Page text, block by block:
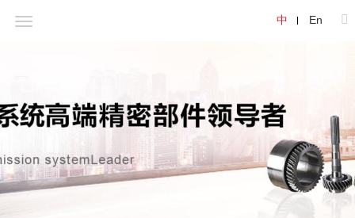
中 En